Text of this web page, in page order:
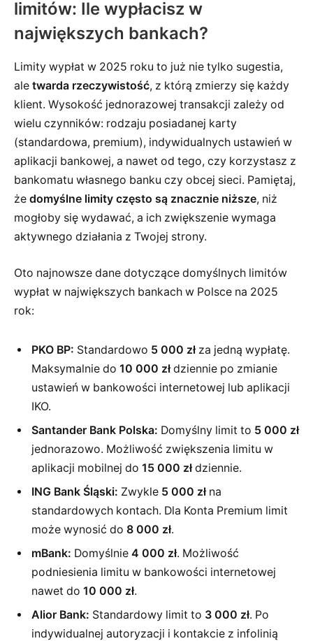
limitów: Ile wypłacisz w
największych bankach?
Limity wypłat w 2025 roku to już nie tylko sugestia,
ale twarda rzeczywistość, z którą zmierzy się każdy
klient. Wysokość jednorazowej transakcji zależy od
wielu czynników: rodzaju posiadanej karty
(standardowa, premium), indywidualnych ustawień w
aplikacji bankowej, a nawet od tego, czy korzystasz z
bankomatu własnego banku czy obcej sieci. Pamiętaj,
że domyślne limity często są znacznie niższe, niż
mogłoby się wydawać, a ich zwiększenie wymaga
aktywnego działania z Twojej strony.
Oto najnowsze dane dotyczące domyślnych limitów
wypłat w największych bankach w Polsce na 2025
rok:
PKO BP: Standardowo 5 000 złza jedną wypłatę.
Maksymalnie do 10 000 złdziennie po zmianie
ustawień w bankowości internetowej lub aplikacji
IKO.
Santander Bank Polska: Domyślny limit to 5 000 zł
jednorazowo. Możliwość zwiększenia limitu w
aplikacji mobilnej do 15 000 złdziennie.
ING Bank Śląski: Zwykle 5 000 złna
standardowych kontach. Dla Konta Premium limit
może wynosić do 8 000 zł.
mBank: Domyślnie 4 000 zł. Możliwość
podniesienia limitu w bankowości internetowej
nawet do 10 000 zł.
Alior Bank: Standardowy limit to 3 000 zł. Po
indywidualnej autoryzacji i kontakcie z infolinią